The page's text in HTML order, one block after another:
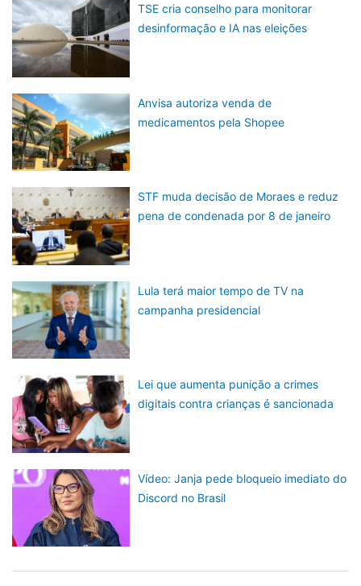
TSE cria conselho para monitorar
desinformação e IA nas eleições
Anvisa autoriza venda de
medicamentos pela Shopee
STF muda decisão de Moraes e reduz
pena de condenada por 8 de janeiro
Lula terá maior tempo de TV na
campanha presidencial
Lei que aumenta punição a crimes
digitais contra crianças é sancionada
Vídeo: Janja pede bloqueio imediato do
Discord no Brasil